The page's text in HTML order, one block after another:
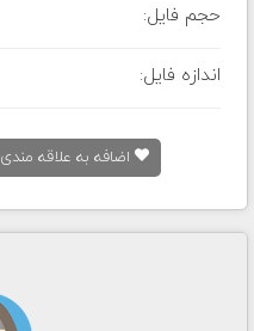
حجم فایل:
اندازه فایل:
اضافه به علاقه مندی